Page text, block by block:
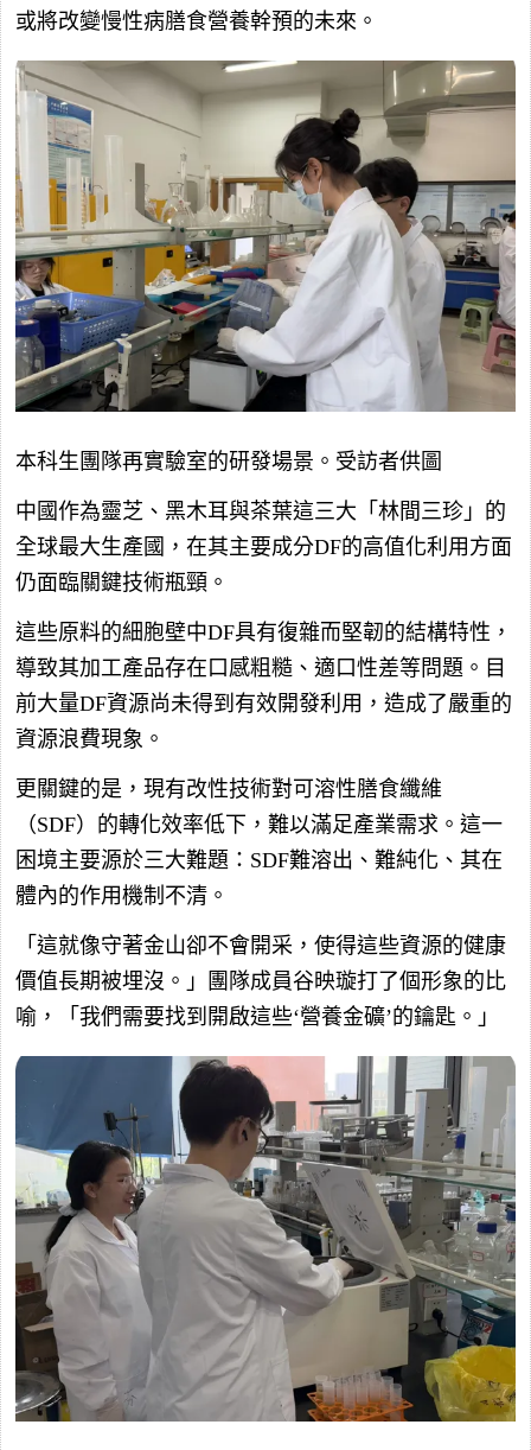
或將改變慢性病膳食營養幹預的未來。
本科生團隊再實驗室的研發場景。受訪者供圖
中國作為靈芝、黑木耳與茶葉這三大「林間三珍」的
全球最大生產國，在其主要成分DF的高值化利用方面
仍面臨關鍵技術瓶頸。
這些原料的細胞壁中DF具有復雜而堅韌的結構特性，
導致其加工產品存在口感粗糙、適口性差等問題。目
前大量DF資源尚未得到有效開發利用，造成了嚴重的
資源浪費現象。
更關鍵的是，現有改性技術對可溶性膳食纖維
（SDF）的轉化效率低下，難以滿足產業需求。這一
困境主要源於三大難題：SDF難溶出、難純化、其在
體內的作用機制不清。
「這就像守著金山卻不會開采，使得這些資源的健康
價值長期被埋沒。」團隊成員谷映璇打了個形象的比
喻，「我們需要找到開啟這些‘營養金礦’的鑰匙。」